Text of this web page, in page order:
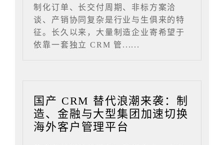
制化订单、长交付周期、非标方案洽
谈、产销协同复杂是行业与生俱来的特
征。长久以来，大量制造企业寄希望于
依靠一套独立 CRM 管......
国产 CRM 替代浪潮来袭：制
造、金融与大型集团加速切换
海外客户管理平台